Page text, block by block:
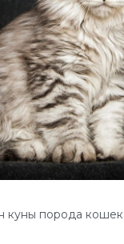
куны порода кошек